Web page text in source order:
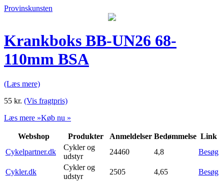
Provinskunsten
Krankboks BB-UN26 68-
110mm BSA
(Læs mere)
55 kr. (Vis fragtpris)
Læs mere »Køb nu »
Webshop Produkter Anmeldelser Bedømmelse Link
Cykelpartner.dk
Cykler og
udstyr
24460 4,8 Besøg
Cykler.dk
Cykler og
udstyr
2505 4,65 Besøg